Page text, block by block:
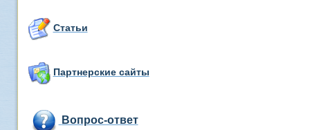
Статьи
Партнерские сайты
Вопрос-ответ